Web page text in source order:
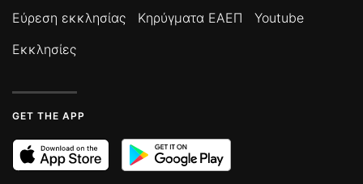
Εύρεση εκκλησίας
Κηρύγματα ΕΑΕΠ
Youtube
Εκκλησίες
GET THE APP